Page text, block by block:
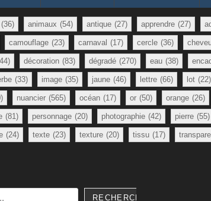
(36) animaux (54) antique (27) apprendre (27)
camouflage (23) carnaval (17) cercle (36)
décoration (83) dégradé (270) eau (38)
(33) image (35) jaune (46) lettre (66) lot (22)
nuancier (565) océan (17) or (50) orange (26)
(81) personnage (20) photographie (42) pierre (55)
(24) texte (23) texture (20) tissu (17)
RECHERCHER